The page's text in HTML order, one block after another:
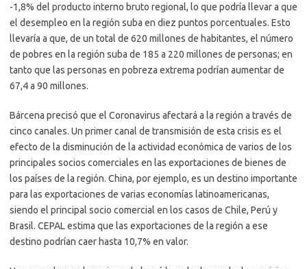
-1,8% del producto interno bruto regional, lo que podría llevar a que
el desempleo en la región suba en diez puntos porcentuales. Esto
llevaría a que, de un total de 620 millones de habitantes, el número
de pobres en la región suba de 185 a 220 millones de personas; en
tanto que las personas en pobreza extrema podrían aumentar de
67,4 a 90 millones.
Bárcena precisó que el Coronavirus afectará a la región a través de
cinco canales. Un primer canal de transmisión de esta crisis es el
efecto de la disminución de la actividad económica de varios de los
principales socios comerciales en las exportaciones de bienes de
los países de la región. China, por ejemplo, es un destino importante
para las exportaciones de varias economías latinoamericanas,
siendo el principal socio comercial en los casos de Chile, Perú y
Brasil. CEPAL estima que las exportaciones de la región a ese
destino podrían caer hasta 10,7% en valor.